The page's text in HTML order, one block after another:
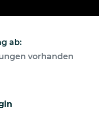
ab:
vorhanden